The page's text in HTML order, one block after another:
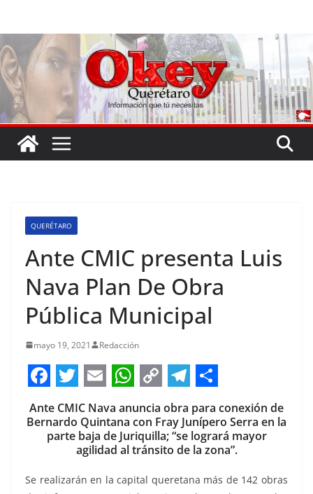
contenido
QUERÉTARO
Ante CMIC presenta Luis
Nava Plan De Obra
Pública Municipal
mayo 19, 2021 Redacción
F
a
b
T
w
i
t
E
m
a
i
l
W
h
a
s
C
o
p
L
T
e
l
g
S
h
a
e
Ante CMIC Nava anuncia obra para conexión de
Bernardo Quintana con Fray Junípero Serra en la
parte baja de Juriquilla; “se logrará mayor
agilidad al tránsito de la zona”.
Se realizarán en la capital queretana más de 142 obras